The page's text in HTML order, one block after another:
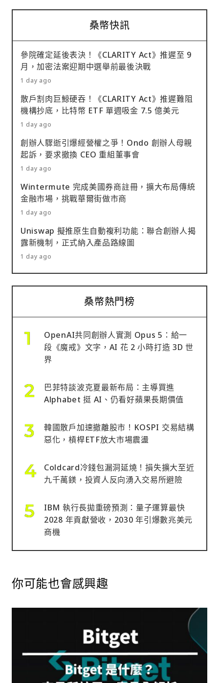
桑幣快訊
參院確定延後表決！《CLARITY Act》推遲至 9
月，加密法案迎期中選舉前最後決戰
1 day ago
散戶割肉巨鯨硬吞！《CLARITY Act》推遲難阻
機構抄底，比特幣 ETF 單週吸金 7.5 億美元
1 day ago
創辦人驟逝引爆經營權之爭！Ondo 創辦人母親
起訴，要求撤換 CEO 重組董事會
1 day ago
Wintermute 完成美國券商註冊，擴大布局傳統
金融市場，挑戰華爾街做市商
1 day ago
Uniswap 擬推原生自動複利功能：聯合創辦人揭
露新機制，正式納入產品路線圖
1 day ago
桑幣熱門榜
OpenAI共同創辦人實測 Opus 5：給一
段《魔戒》文字，AI 花 2 小時打造 3D 世
界
巴菲特談波克夏最新布局：主導買進
Alphabet 挺 AI、仍看好蘋果長期價值
韓國散戶加速撤離股市！KOSPI 交易結構
惡化，槓桿ETF放大市場震盪
Coldcard冷錢包漏洞延燒！損失擴大至近
九千萬鎂，投資人反向湧入交易所避險
IBM 執行長拋重磅預測：量子運算最快
2028 年貢獻營收，2030 年引爆數兆美元
商機
你可能也會感興趣